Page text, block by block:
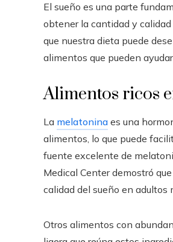
El sueño es una parte
obtener la cantidad y
que nuestra dieta puede
alimentos que pueden
Alimentos ricos
La melatonina es una
alimentos, lo que puede
fuente excelente de
Medical Center demostró
calidad del sueño en adultos
Otros alimentos con